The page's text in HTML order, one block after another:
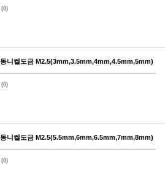
(0)
니켈도금 M2.5(3mm,3.5mm,4mm,4.5mm,5mm)
(0)
니켈도금 M2.5(5.5mm,6mm,6.5mm,7mm,8mm)
(0)